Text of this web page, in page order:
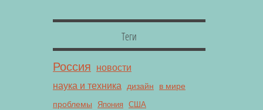
Теги
Россия
новости
наука и техника
дизайн
в мире
проблемы
Япония США